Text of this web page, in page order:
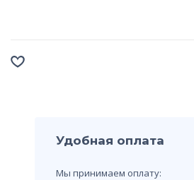
Удобная оплата
Мы принимаем оплату: